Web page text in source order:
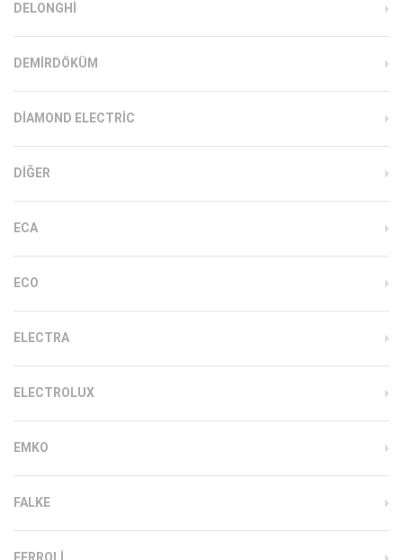
DELONGHI
DEMIRDÖKÜM
DIAMOND ELECTRIC
DIĞER
ECA
ECO
ELECTRA
ELECTROLUX
EMKO
FALKE